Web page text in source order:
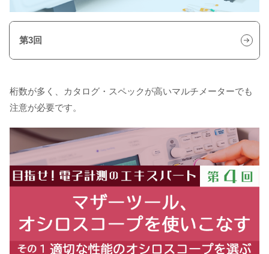
第3回
桁数が多く、カタログ・スペックが高いマルチメーターでも
注意が必要です。